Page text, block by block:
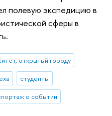
полевую экспедицию в
сферы в
открытый городу
студенты
о событии